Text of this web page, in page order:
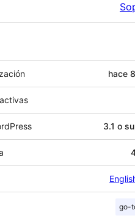
hace
3.1 o
go-